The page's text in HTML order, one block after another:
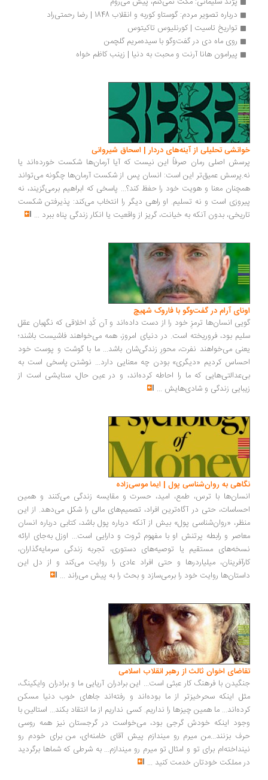
درباره تصویر مردم: گوستاو کوربه و انقلاب 1848 | رضا رحمتی‌راد
تواریخ تاسیت | کورنلیوس تاکیتوس
روی ماه دی در گفت‌وگو با سیده‌مریم گلچمن
پیرامون هانا آرنت و محبت به دنیا | زینب کاظم خواه
تحلیلی از آینه‌های دردار | اسحاق شیروانی
اصلی رمان صرفاً این نیست که آیا آرمان‌ها شکست خورده‌اند یا
عمیق‌تر این است: انسان پس از شکست آرمان‌ها چگونه می‌تواند
معنا و هویت خود را حفظ کند؟... پاسخی که ابراهیم برمی‌گزیند، نه
است و نه تسلیم. او راهی دیگر را انتخاب می‌کند: پذیرفتن شکست
بدون آنکه به خیانت، گریز از واقعیت یا انکار زندگی پناه ببرد...
آرام در گفت‌وگو با فاروک شهیچ‭
انسان‌ها ترمزِ خود را از دست داده‌اند و آن کُدِ اخلاقی که نگهبان عقل
بود، فروریخته است. در دنیای امروز، همه می‌خواهند فاشیست باشند؛
می‌خواهند نفرت، محورِ زندگی‌شان باشد... ما با گوشت و پوست خود
کردیم «دیگری» بودن چه معنایی دارد... نوشتن پاسخی است به
که ما را احاطه کرده‌اند، و در عین حال، ستایشی است از
زندگی و شادی‌هایش...
به روان‌شناسی پول | ایما موسی‌زاده
با ترس، طمع، امید، حسرت و مقایسه زندگی می‌کنند و همین
حتی در آگاه‌ترین افراد، تصمیم‌های مالی را شکل می‌دهد. از این
«روان‌شناسی پول» بیش از آنکه درباره پول باشد، کتابی درباره انسان
و رابطه پرتنش او با مفهوم ثروت و دارایی است... اوزل به‌جای ارائه
مستقیم یا توصیه‌های دستوری، تجربه زندگی سرمایه‌گذاران،
میلیاردرها و حتی افراد عادی را روایت می‌کند و از دل این
روایت خود را برمی‌سازد و بحث را به پیش می‌راند ...
اخوان ثالث از رهبر انقلاب اسلامی
با فرهنگ کار عبثی است... این برادران آریایی ما و برادران وایکینگ،
اینکه سحرخیزتر از ما بوده‌اند و رفته‌اند جاهای خوب دنیا مسکن
ما همین چیزها را نداریم. کسی نداریم از ما انتقاد بکند... استالین با
اینکه خودش گرجی بود، می‌خواست در گرجستان نیز همه روسی
بزنند...من میرم رو میندازم پیش آقای خامنه‌ای، من برای خودم رو
برای تو و امثال تو میرم رو میندازم... به شرطی که شماها برگردید
مملکت خودتان خدمت کنید...